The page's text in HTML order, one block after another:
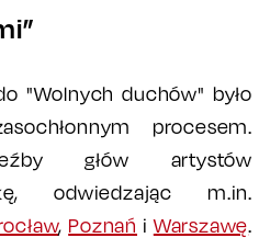
"Wolnych duchów" było
procesem.
głów artystów
odwiedzając m.in.
, Poznań iWarszawę.